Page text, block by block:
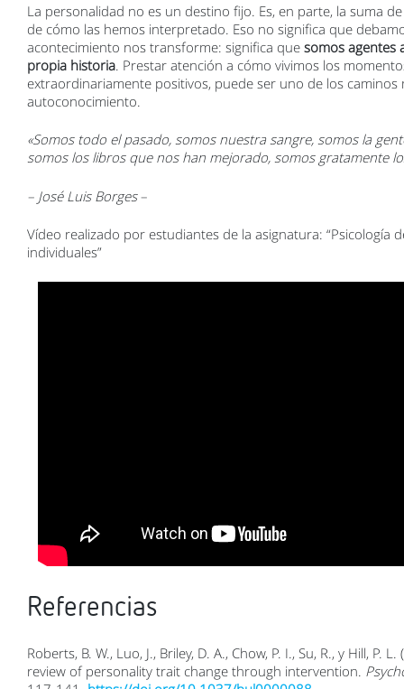
La personalidad no es un destino fijo. Es, en parte, la suma
de cómo las hemos interpretado. Eso no significa que
acontecimiento nos transforme: significa que somos agentes
propia historia. Prestar atención a cómo vivimos los
extraordinariamente positivos, puede ser uno de los caminos
autoconocimiento.
«Somos todo el pasado, somos nuestra sangre, somos la
somos los libros que nos han mejorado, somos gratamente
– José Luis Borges–
Vídeo realizado por estudiantes de la asignatura: “Psicología
individuales”
Referencias
Roberts, B. W., Luo, J., Briley, D. A., Chow, P. I., Su, R., y Hill, P.
review of personality trait change through intervention.